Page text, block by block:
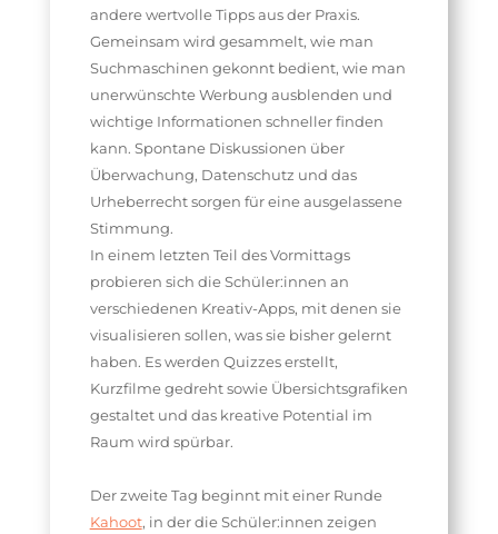
andere wertvolle Tipps aus der Praxis.
Gemeinsam wird gesammelt, wie man
Suchmaschinen gekonnt bedient, wie man
unerwünschte Werbung ausblenden und
wichtige Informationen schneller finden
kann. Spontane Diskussionen über
Überwachung, Datenschutz und das
Urheberrecht sorgen für eine ausgelassene
Stimmung.
In einem letzten Teil des Vormittags
probieren sich die Schüler:innen an
verschiedenen Kreativ-Apps, mit denen sie
visualisieren sollen, was sie bisher gelernt
haben. Es werden Quizzes erstellt,
Kurzfilme gedreht sowie Übersichtsgrafiken
gestaltet und das kreative Potential im
Raum wird spürbar.
Der zweite Tag beginnt mit einer Runde
Kahoot, in der die Schüler:innen zeigen